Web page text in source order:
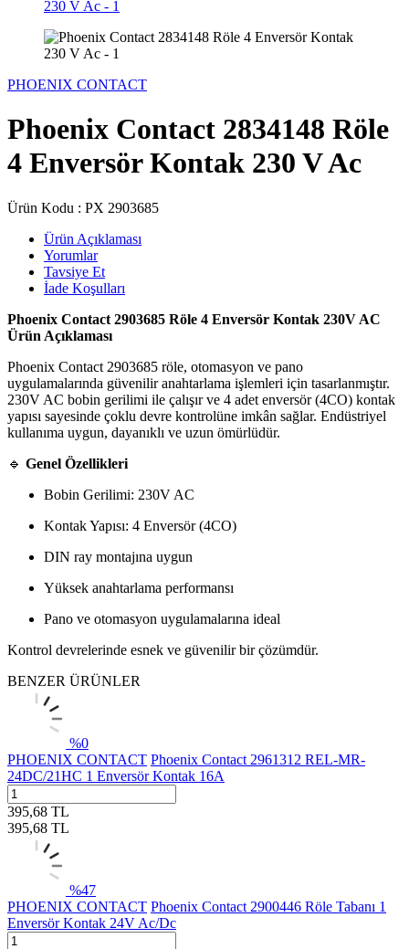
PHOENIX CONTACT
Phoenix Contact 2834148 Röle
4 Enversör Kontak 230 V Ac
Ürün Kodu : PX 2903685
Ürün Açıklaması
Yorumlar
Tavsiye Et
İade Koşulları
Phoenix Contact 2903685 Röle 4 Enversör Kontak 230V AC
Ürün Açıklaması
Phoenix Contact 2903685 röle, otomasyon ve pano
uygulamalarında güvenilir anahtarlama işlemleri için tasarlanmıştır.
230V AC bobin gerilimi ile çalışır ve 4 adet enversör (4CO) kontak
yapısı sayesinde çoklu devre kontrolüne imkân sağlar. Endüstriyel
kullanıma uygun, dayanıklı ve uzun ömürlüdür.
🔹 Genel Özellikleri
Bobin Gerilimi: 230V AC
Kontak Yapısı: 4 Enversör (4CO)
DIN ray montajına uygun
Yüksek anahtarlama performansı
Pano ve otomasyon uygulamalarına ideal
Kontrol devrelerinde esnek ve güvenilir bir çözümdür.
BENZER ÜRÜNLER
%0
PHOENIX CONTACT Phoenix Contact 2961312 REL-MR-
24DC/21HC 1 Enversör Kontak 16A
395,68 TL
395,68 TL
%47
PHOENIX CONTACT Phoenix Contact 2900446 Röle Tabanı 1
Enversör Kontak 24V Ac/Dc